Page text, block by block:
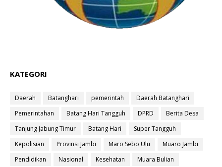
KATEGORI
Daerah Batanghari pemerintah
Daerah Batanghari
Pemerintahan
Batang Hari Tangguh DPRD
Berita Desa
Tanjung Jabung Timur
Batang Hari
Super Tangguh
Kepolisian
Provinsi Jambi Maro Sebo Ulu
Muaro Jambi
Pendidikan
Nasional Kesehatan
Muara Bulian